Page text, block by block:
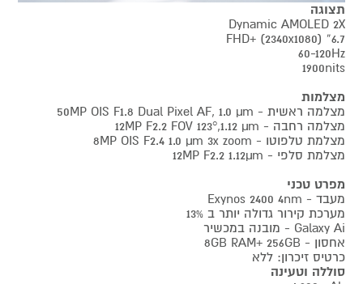
תצוגה
Dynamic AMOLED 2X
6.7” FHD+ (2340x1080)
60-120Hz
1900nits
מצלמות
מצלמה ראשית - 50MP OIS F1.8 Dual Pixel AF, 1.0 µm
מצלמה רחבה - 12MP F2.2 FOV 123°,1.12 µm
מצלמת טלפוטו - 8MP OIS F2.4 1.0 µm 3x zoom
מצלמת סלפי - 12MP F2.2 1.12µm
מפרט טכני
מעבד - Exynos 2400 4nm
מערכת קירור גדולה יותר ב 13%
Galaxy Ai - מובנה במכשיר
אחסון - 8GB RAM+ 256GB
כרטיס זיכרון: ללא
סוללה וטעינה